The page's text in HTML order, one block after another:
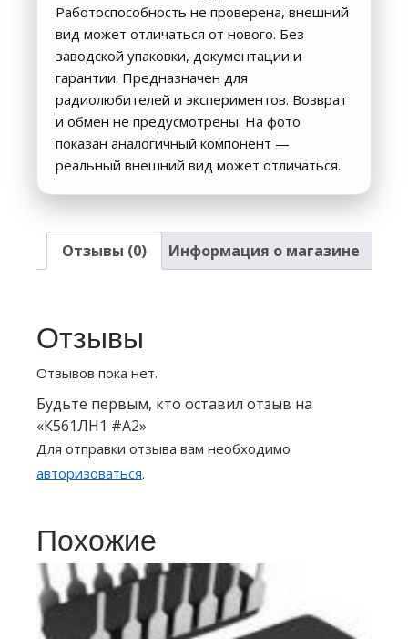
Работоспособность не проверена, внешний
вид может отличаться от нового. Без
заводской упаковки, документации и
гарантии. Предназначен для
радиолюбителей и экспериментов. Возврат
и обмен не предусмотрены. На фото
показан аналогичный компонент —
реальный внешний вид может отличаться.
Отзывы (0) Информация о магазине
Отзывы
Отзывов пока нет.
Будьте первым, кто оставил отзыв на
«К561ЛН1 #А2»
Для отправки отзыва вам необходимо
авторизоваться.
Похожие